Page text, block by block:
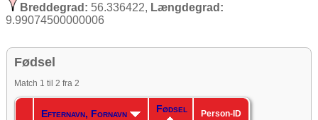
Breddegrad: 56.336422, Længdegrad:
9.99074500000006
Fødsel
Match 1 til 2 fra 2
Efternavn, Fornavn Fødsel Person-ID